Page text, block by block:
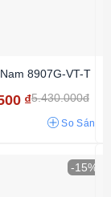
8907G-VT-T
₫5.430.000đ
So Sánh
-15%